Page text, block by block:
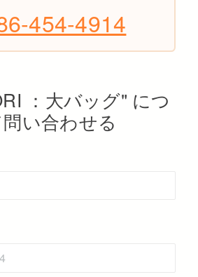
454-4914
：大バッグ" につ
い合わせる